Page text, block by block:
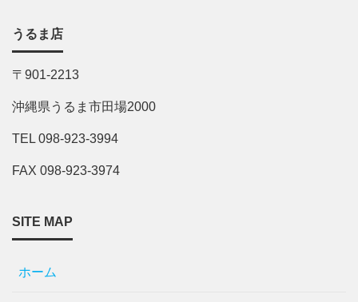
うるま店
〒901-2213
沖縄県うるま市田場2000
TEL 098-923-3994
FAX 098-923-3974
SITE MAP
ホーム